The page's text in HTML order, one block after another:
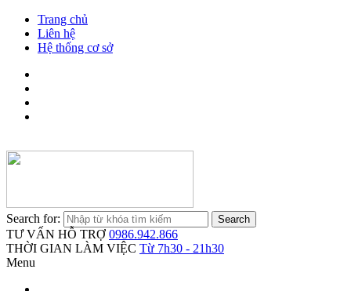
Trang chủ
Liên hệ
Hệ thống cơ sở
Search for:
TƯ VẤN HỖ TRỢ 0986.942.866
THỜI GIAN LÀM VIỆC Từ 7h30 - 21h30
Menu